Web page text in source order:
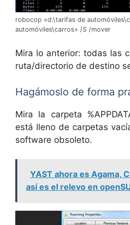
robocop «d:\tarifas de
automóviles\carros» /S /mover
Mira lo anterior: todas las
ruta/directorio de destino
Hagámoslo de forma
Mira la carpeta
está lleno de carpetas
software obsoleto.
YAST ahora es Agama,
así es el relevo en